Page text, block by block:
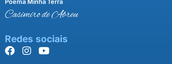
Poema Minha Terra
Casimiro de Abreu
Redes sociais